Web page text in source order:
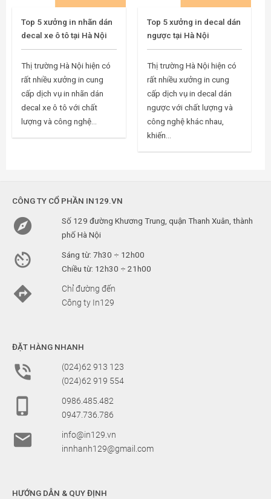
Top 5 xưởng in nhãn dán
decal xe ô tô tại Hà Nội
Thị trường Hà Nội hiện có
rất nhiều xưởng in cung
cấp dịch vụ in nhãn dán
decal xe ô tô với chất
lượng và công nghệ...
Top 5 xưởng in decal dán
ngược tại Hà Nội
Thị trường Hà Nội hiện có
rất nhiều xưởng in cung
cấp dịch vụ in decal dán
ngược với chất lượng và
công nghệ khác nhau,
khiến...
CÔNG TY CỔ PHẦN IN129.VN

Số 129 đường Khương Trung, quận Thanh Xuân, thành
phố Hà Nội

Sáng từ: 7h30 ÷ 12h00
Chiều từ: 12h30 ÷ 21h00

Chỉ đường đến
Công ty In129
ĐẶT HÀNG NHANH

(024)62 913 123
(024)62 919 554

0986.485.482
0947.736.786

info@in129.vn
innhanh129@gmail.com
HƯỚNG DẪN & QUY ĐỊNH